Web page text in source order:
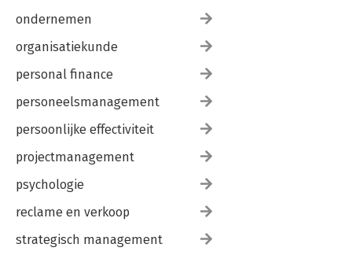
ondernemen
organisatiekunde
personal finance
personeelsmanagement
persoonlijke effectiviteit
projectmanagement
psychologie
reclame en verkoop
strategisch management